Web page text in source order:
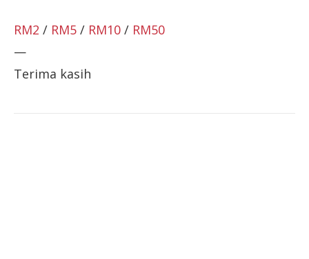
RM2 / RM5 / RM10 / RM50
—
Terima kasih